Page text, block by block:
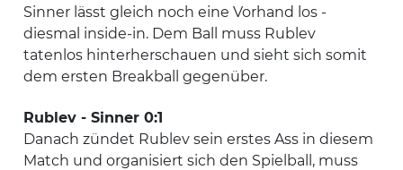
Sinner lässt gleich noch eine Vorhand los -
diesmal inside-in. Dem Ball muss Rublev
tatenlos hinterherschauen und sieht sich somit
dem ersten Breakball gegenüber.
Rublev - Sinner 0:1
Danach zündet Rublev sein erstes Ass in diesem
Match und organisiert sich den Spielball, muss